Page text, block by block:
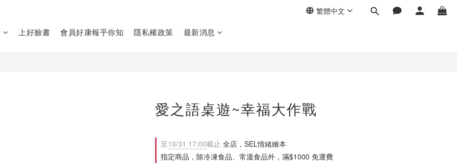
繁體中文
上好臉書 會員好康報乎你知 隱私權政策 最新消息
愛之語桌遊~幸福大作戰
至10/31 17:00截止 全店，SEL情緒繪本
指定商品，除冷凍食品、常溫食品外，滿$1000 免運費